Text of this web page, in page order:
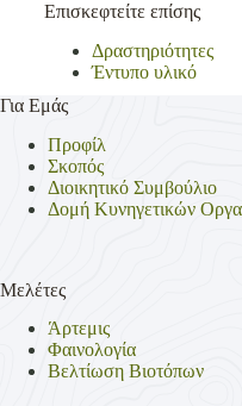
Επισκεφτείτε επίσης
Δραστηριότητες
Έντυπο υλικό
Για Εμάς
Προφίλ
Σκοπός
Διοικητικό Συμβούλιο
Δομή Κυνηγετικών
Μελέτες
Άρτεμις
Φαινολογία
Βελτίωση Βιοτόπων